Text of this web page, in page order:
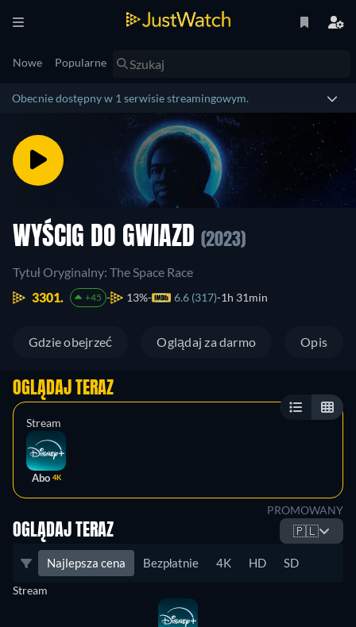
Nowe Popularne
Obecnie dostępny w 1 serwisie streamingowym.
WYŚCIG DO GWIAZD (2023)
Tytuł Oryginalny: The Space Race
3301.
+45 13% 6.6 (317) 1h 31min
Gdzie obejrzeć Oglądaj za darmo Opis
OGLĄDAJ TERAZ
Stream
Abo 4K
PROMOWANY
OGLĄDAJ TERAZ 🇵🇱
Najlepsza cena Bezpłatnie 4K HD SD
Stream